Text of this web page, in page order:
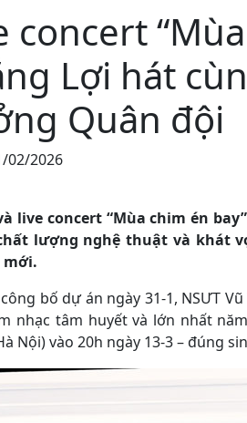
concert
Lợi hát
Quân đội
02/2026
live concert “Mùa chim én
lượng nghệ thuật và khát
bố dự án ngày 31-1, NSƯT
nhạc tâm huyết và lớn nhất
Nội) vào 20h ngày 13-3 – đúng